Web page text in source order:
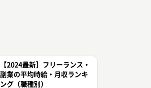
【2024最新】フリーランス・
副業の平均時給・月収ランキ
ング（職種別）